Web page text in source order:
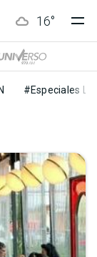
16°
#Especiales LN